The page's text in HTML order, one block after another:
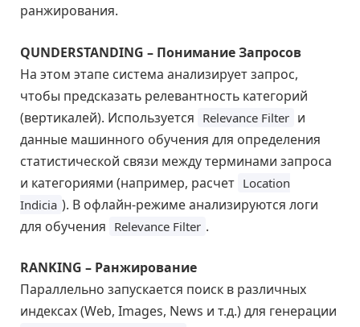
ранжирования.
QUNDERSTANDING – Понимание Запросов
На этом этапе система анализирует запрос,
чтобы предсказать релевантность категорий
(вертикалей). Используется Relevance Filter и
данные машинного обучения для определения
статистической связи между терминами запроса
и категориями (например, расчет Location
Indicia ). В офлайн-режиме анализируются логи
для обучения Relevance Filter .
RANKING – Ранжирование
Параллельно запускается поиск в различных
индексах (Web, Images, News и т.д.) для генерации